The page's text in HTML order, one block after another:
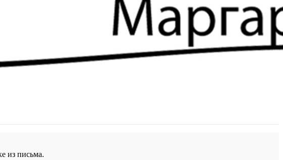
из письма.